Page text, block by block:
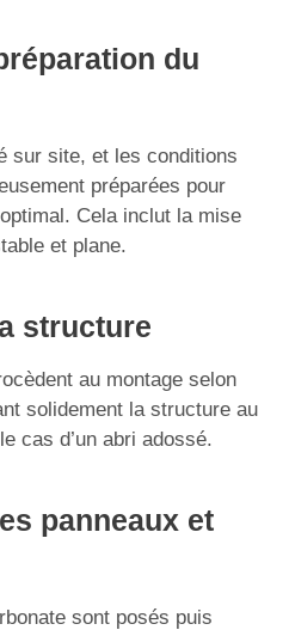
du
sur site, et les conditions
préparées pour
Cela inclut la mise
et plane.
structure
au montage selon
solidement la structure au
cas d’un abri adossé.
panneaux et
sont posés puis